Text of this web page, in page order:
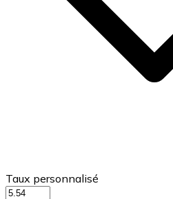
Taux personnalisé